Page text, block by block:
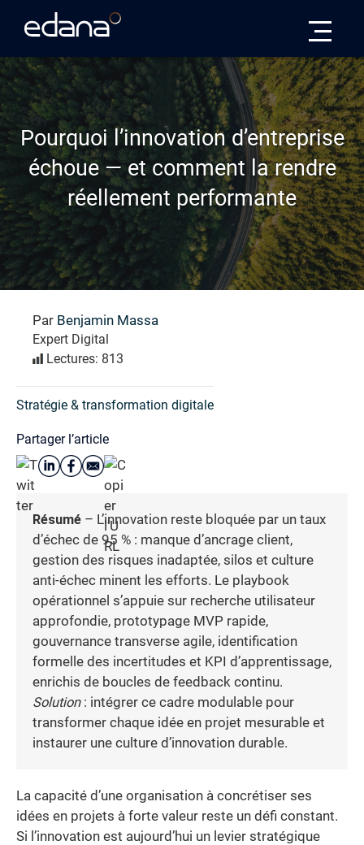
Pourquoi l’innovation d’entreprise
échoue — et comment la rendre
réellement performante
Par Benjamin Massa
Expert Digital
Lectures: 813
Stratégie & transformation digitale
Partager l’article
Résumé – L’innovation reste bloquée par un taux
d’échec de 95 % : manque d’ancrage client,
gestion des risques inadaptée, silos et culture
anti-échec minent les efforts. Le playbook
opérationnel s’appuie sur recherche utilisateur
approfondie, prototypage MVP rapide,
gouvernance transverse agile, identification
formelle des incertitudes et KPI d’apprentissage,
enrichis de boucles de feedback continu.
Solution: intégrer ce cadre modulable pour
transformer chaque idée en projet mesurable et
instaurer une culture d’innovation durable.
La capacité d’une organisation à concrétiser ses
idées en projets à forte valeur reste un défi constant.
Si l’innovation est aujourd’hui un levier stratégique